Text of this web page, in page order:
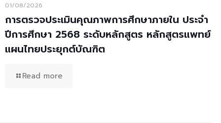
01/08/2026
การตรวจประเมินคุณภาพการศึกษาภายใน ประจำ
ปีการศึกษา 2568 ระดับหลักสูตร หลักสูตรแพทย์
แผนไทยประยุกต์บัณฑิต
Read more